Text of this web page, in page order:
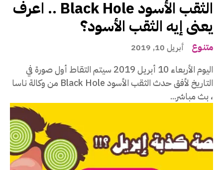
الثقب الأسود Black Hole .. اعرف
يعنى إيه الثقب الأسود؟
متنوع أبريل 10, 2019
اليوم الأربعاء 10 أبريل 2019 سيتم التقاط أول صورة في
التاريخ لأفق حدث الثقب الأسود Black Hole من وكالة ناسا
، بث مباشر...